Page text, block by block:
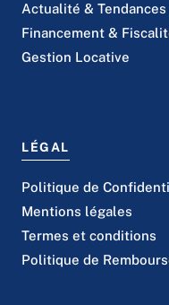
Actualité & Tendances
Financement &
Gestion Locative
LÉGAL
Politique de
Mentions légales
Termes et conditions
Politique de